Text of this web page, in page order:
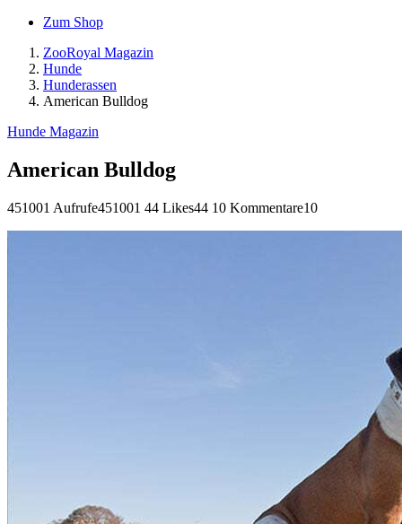
Zum Shop
ZooRoyal Magazin
Hunde
Hunderassen
American Bulldog
Hunde Magazin
American Bulldog
451001 Aufrufe451001 44 Likes44 10 Kommentare10